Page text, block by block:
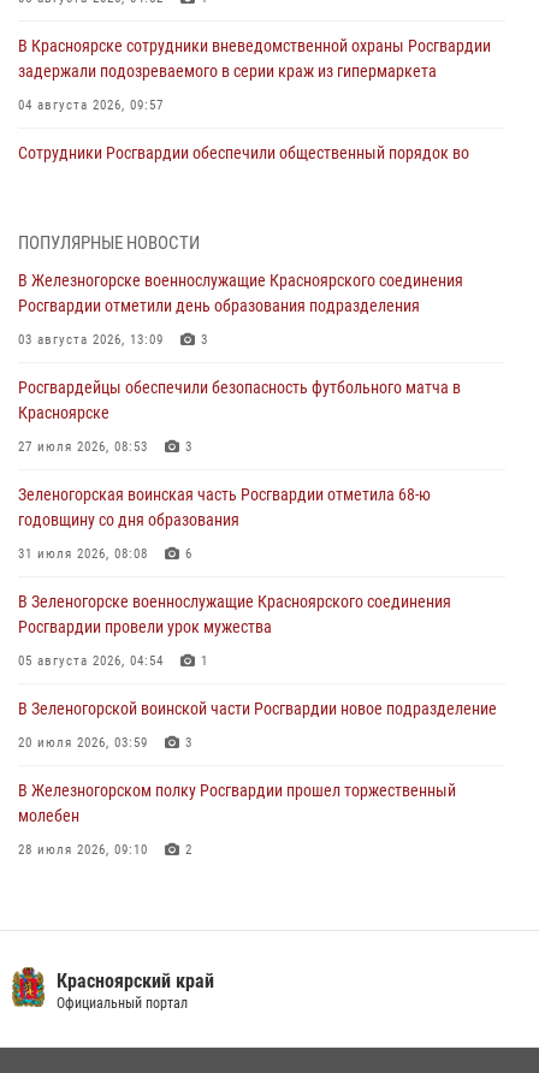
В Красноярске сотрудники вневедомственной охраны Росгвардии
задержали подозреваемого в серии краж из гипермаркета
04 августа 2026, 09:57
Сотрудники Росгвардии обеспечили общественный порядок во
в серии краж из супермаркета
04 августа 2026, 06:50
познакомили отдыхающих детей с тонкостями РХБ защиты
03 августа 2026, 13:12
Росгвардии отметили день образования подразделения
03 августа 2026, 13:09
годовщину со дня образования
31 июля 2026, 08:08
ПОПУЛЯРНЫЕ НОВОСТИ
В Железногорске военнослужащие Красноярского соединения
Росгвардии отметили день образования подразделения
03 августа 2026, 13:09 3
Росгвардейцы обеспечили безопасность футбольного матча в
Красноярске
27 июля 2026, 08:53 3
Зеленогорская воинская часть Росгвардии отметила 68-ю
годовщину со дня образования
31 июля 2026, 08:08 6
В Зеленогорске военнослужащие Красноярского соединения
Росгвардии провели урок мужества
05 августа 2026, 04:54 1
В Зеленогорской воинской части Росгвардии новое подразделение
20 июля 2026, 03:59 3
В Железногорском полку Росгвардии прошел торжественный
молебен
28 июля 2026, 09:10 2
Железногорские росгвардецы получили в руки легендарное оружие
Красноярский край
Официальный портал